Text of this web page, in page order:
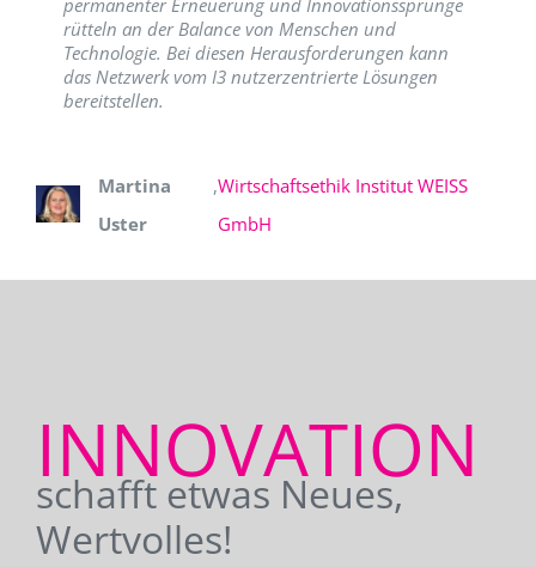
permanenter Erneuerung und Innovationssprünge
rütteln an der Balance von Menschen und
Technologie. Bei diesen Herausforderungen kann
das Netzwerk vom I3 nutzerzentrierte Lösungen
bereitstellen.
Martina
Uster
,Wirtschaftsethik Institut WEISS
GmbH
INNOVATION
schafft etwas Neues,
Wertvolles!